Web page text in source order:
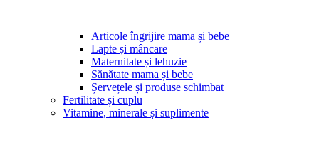
Articole îngrijire mama și bebe
Lapte și mâncare
Maternitate și lehuzie
Sănătate mama și bebe
Șervețele și produse schimbat
Fertilitate și cuplu
Vitamine, minerale și suplimente